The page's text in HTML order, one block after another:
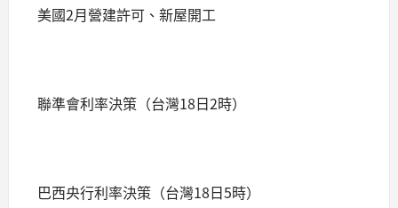
美國2月營建許可、新屋開工
聯準會利率決策（台灣18日2時）
巴西央行利率決策（台灣18日5時）